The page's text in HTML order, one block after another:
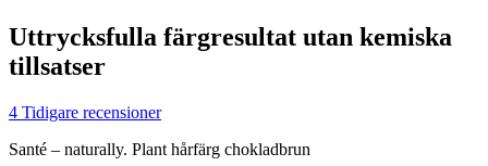
Uttrycksfulla färgresultat utan kemiska
tillsatser
4 Tidigare recensioner
Santé – naturally. Plant hårfärg chokladbrun